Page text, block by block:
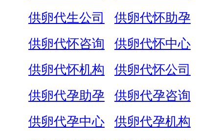
供卵代生公司
供卵代怀助孕
供卵代怀咨询
供卵代怀中心
供卵代怀机构
供卵代怀公司
供卵代孕助孕
供卵代孕咨询
供卵代孕中心
供卵代孕机构